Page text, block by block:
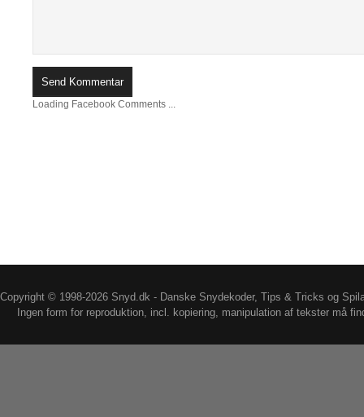
Loading Facebook Comments ...
Copyright © 1998-2026 Snyd.dk - Danske Snydekoder, Tips & Tricks og
Ingen form for reproduktion, incl. kopiering, manipulation af tekster må